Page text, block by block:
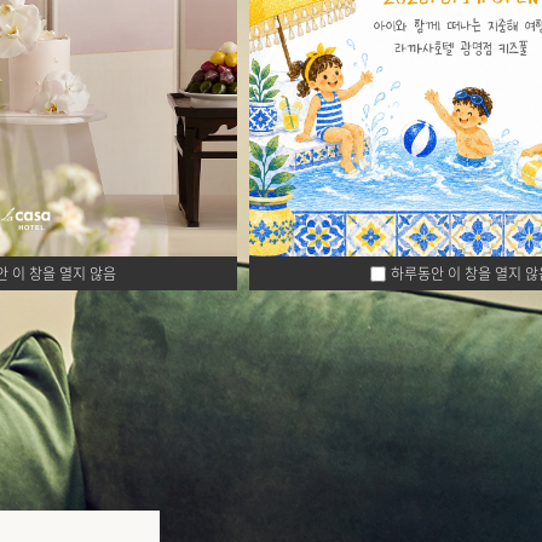
하루동안 이 창을 열지 않
하루동안 이 창을 열지 않
이 창을 열지 않음